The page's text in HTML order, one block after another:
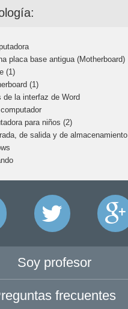
placa base antigua (Motherboard)
(1)
(1)
de la interfaz de Word
para niños (2)
de salida y de almacenamiento
Soy profesor
frecuentes